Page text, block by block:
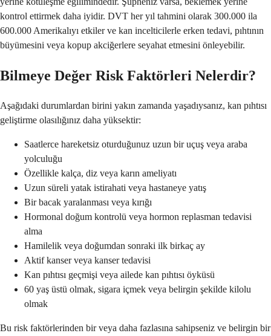
kontrol ettirmek daha iyidir. DVT her yıl tahmini olarak 300.000 ila
600.000 Amerikalıyı etkiler ve kan incelticilerle erken tedavi, pıhtının
büyümesini veya kopup akciğerlere seyahat etmesini önleyebilir.
Bilmeye Değer Risk Faktörleri Nelerdir?
Aşağıdaki durumlardan birini yakın zamanda yaşadıysanız, kan pıhtısı
geliştirme olasılığınız daha yüksektir:
Saatlerce hareketsiz oturduğunuz uzun bir uçuş veya araba
yolculuğu
Özellikle kalça, diz veya karın ameliyatı
Uzun süreli yatak istirahati veya hastaneye yatış
Bir bacak yaralanması veya kırığı
Hormonal doğum kontrolü veya hormon replasman tedavisi
alma
Hamilelik veya doğumdan sonraki ilk birkaç ay
Aktif kanser veya kanser tedavisi
Kan pıhtısı geçmişi veya ailede kan pıhtısı öyküsü
60 yaş üstü olmak, sigara içmek veya belirgin şekilde kilolu
olmak
Bu risk faktörlerinden bir veya daha fazlasına sahipseniz ve belirgin bir